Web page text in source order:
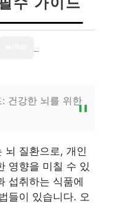
건강한 뇌를 위한
뇌 질환으로, 개인
영향을 미칠 수 있
섭취하는 식품에
들이 있습니다. 오